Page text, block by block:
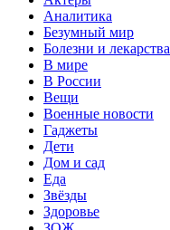
Аналитика
Безумный мир
Болезни и лекарства
В мире
В России
Вещи
Военные новости
Гаджеты
Дети
Дом и сад
Еда
Звёзды
Здоровье